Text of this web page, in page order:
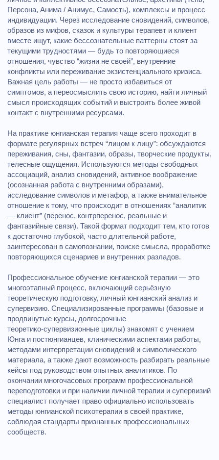
Персона, Анима / Анимус, Самость), комплексы и процесс
индивидуации. Через исследование сновидений, символов,
образов из мифов, сказок и культуры терапевт и клиент
вместе ищут, какие бессознательные паттерны стоят за
текущими трудностями — будь то повторяющиеся
отношения, чувство “жизни не своей”, внутренние
конфликты или переживание экзистенциального кризиса.
Важная цель работы — не просто избавиться от
симптомов, а переосмыслить свою историю, найти личный
смысл происходящих событий и выстроить более живой
контакт с внутренними ресурсами.
На практике юнгианская терапия чаще всего проходит в
формате регулярных встреч “лицом к лицу”: обсуждаются
переживания, сны, фантазии, образы, творческие продукты,
телесные ощущения. Используются методы свободных
ассоциаций, анализ сновидений, активное воображение
(осознанная работа с внутренними образами),
исследование символов и метафор, а также внимательное
отношение к тому, что происходит в отношениях “аналитик
— клиент” (перенос, контрперенос, реальные и
фантазийные связи). Такой формат подходит тем, кто готов
к достаточно глубокой, часто длительной работе,
заинтересован в самопознании, поиске смысла, проработке
повторяющихся сценариев и внутренних разладов.
Профессиональное обучение юнгианской терапии — это
многоэтапный процесс, включающий серьёзную
теоретическую подготовку, личный юнгианский анализ и
супервизию. Специализированные программы (базовые и
продвинутые курсы, долгосрочные
теоретико‑супервизионные циклы) знакомят с учением
Юнга и постюнгианцев, клиническими аспектами работы,
методами интерпретации сновидений и символического
материала, а также дают возможность разбирать реальные
кейсы под руководством опытных аналитиков. По
окончании многочасовых программ профессиональной
переподготовки и при наличии личной терапии и супервизий
специалист получает право официально использовать
методы юнгианской психотерапии в своей практике,
соблюдая стандарты признанных профессиональных
сообществ.